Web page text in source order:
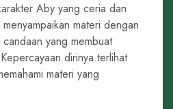
Aby yang ceria dan
materi dengan
yang membuat
dirinya terlihat
materi yang